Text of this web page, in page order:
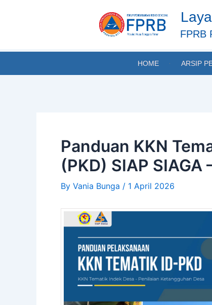
FPRB
HOME ARSIP
Panduan KKN
(PKD) SIAP SIAGA
By Vania Bunga / 1 April 2026
navigation